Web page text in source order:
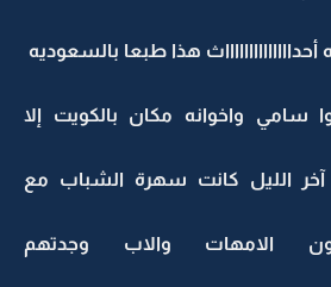
أحدااااااااااااااث هذا طبعا بالسعوديه
سامي واخوانه مكان بالكويت إلا
آخر الليل كانت سهرة الشباب مع
الامهات والاب وجدتهم